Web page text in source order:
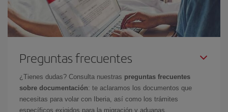
Preguntas frecuentes
¿Tienes dudas? Consulta nuestras preguntas frecuentes
sobre documentación: te aclaramos los documentos que
necesitas para volar con Iberia, así como los trámites
específicos exigidos para la migración y aduanas.